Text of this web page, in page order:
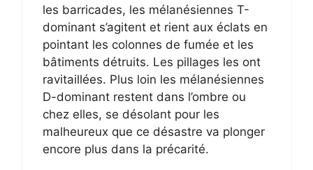
les barricades, les mélanésiennes T-
dominant s’agitent et rient aux éclats en
pointant les colonnes de fumée et les
bâtiments détruits. Les pillages les ont
ravitaillées. Plus loin les mélanésiennes
D-dominant restent dans l’ombre ou
chez elles, se désolant pour les
malheureux que ce désastre va plonger
encore plus dans la précarité.